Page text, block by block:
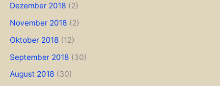
Dezember 2018 (2)
November 2018 (2)
Oktober 2018 (12)
September 2018 (30)
August 2018 (30)